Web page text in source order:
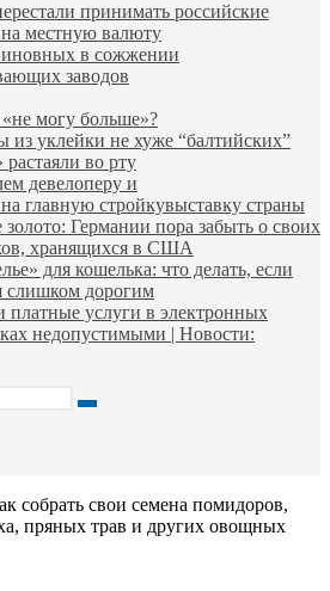
принимать российские
местную валюту
в сожжении
заводов
могу больше»?
уклейки не хуже “балтийских”
во рту
девелоперу и
главную стройĸувыставĸу страны
Германии пора забыть о своих
хранящихся в США
для кошелька: что делать, если
слишком дорогим
платные услуги в электронных
недопустимыми | Новости:
Искать
собрать свои семена помидоров,
пряных трав и других овощных